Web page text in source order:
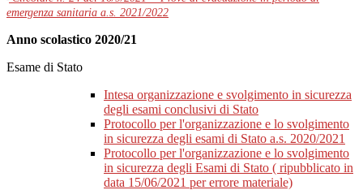
emergenza sanitaria a.s. 2021/2022
Anno scolastico 2020/21
Esame di Stato
Intesa organizzazione e svolgimento in sicurezza
degli esami conclusivi di Stato
Protocollo per l'organizzazione e lo svolgimento
in sicurezza degli esami di Stato a.s. 2020/2021
Protocollo per l'organizzazione e lo svolgimento
in sicurezza degli Esami di Stato ( ripubblicato in
data 15/06/2021 per errore materiale)